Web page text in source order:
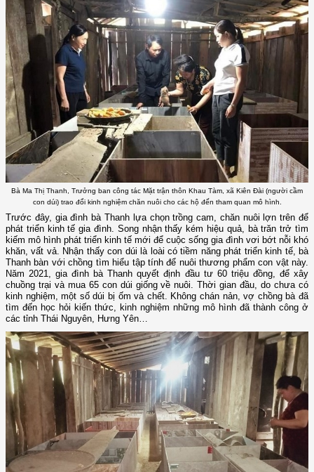
Bà Ma Thị Thanh, Trưởng ban công tác Mặt trận thôn Khau Tàm, xã Kiên Đài (người cầm
con dúi) trao đổi kinh nghiệm chăn nuôi cho các hộ đến tham quan mô hình.
Trước đây, gia đình bà Thanh lựa chọn trồng cam, chăn nuôi lợn trên để
phát triển kinh tế gia đình. Song nhận thấy kém hiệu quả, bà trăn trở tìm
kiếm mô hình phát triển kinh tế mới để cuộc sống gia đình vơi bớt nỗi khó
khăn, vất vả. Nhận thấy con dúi là loài có tiềm năng phát triển kinh tế, bà
Thanh bàn với chồng tìm hiểu tập tính để nuôi thương phẩm con vật này.
Năm 2021, gia đình bà Thanh quyết định đầu tư 60 triệu đồng, để xây
chuồng trại và mua 65 con dúi giống về nuôi. Thời gian đầu, do chưa có
kinh nghiệm, một số dúi bị ốm và chết. Không chán nản, vợ chồng bà đã
tìm đến học hỏi kiến thức, kinh nghiệm những mô hình đã thành công ở
các tỉnh Thái Nguyên, Hưng Yên…